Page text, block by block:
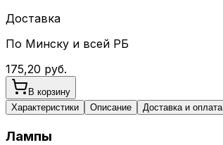
Доставка
По Минску и всей РБ
175,20 руб.
В корзину
Характеристики
Описание Доставка и оплата
Лампы